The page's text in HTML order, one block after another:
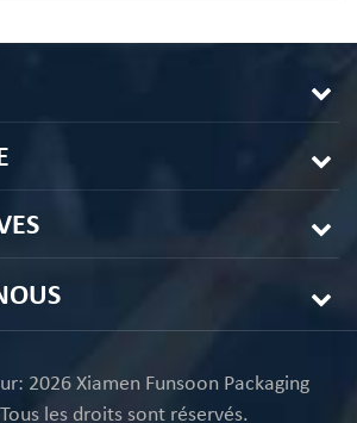
2026 Xiamen Funsoon Packaging
les droits sont réservés.